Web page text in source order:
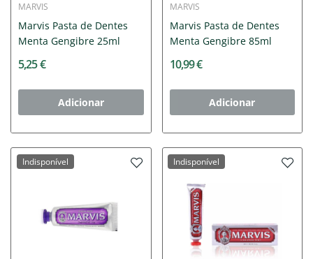
MARVIS
Marvis Pasta de Dentes
Menta Gengibre 25ml
5,25 €
Adicionar
MARVIS
Marvis Pasta de Dentes
Menta Gengibre 85ml
10,99 €
Adicionar
Indisponível Indisponível